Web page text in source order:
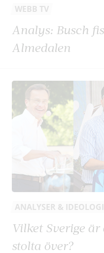
WEBB TV
Analys: Busch
Almedalen
ANALYSER & IDEOLOGI
Vilket Sverige
stolta över?